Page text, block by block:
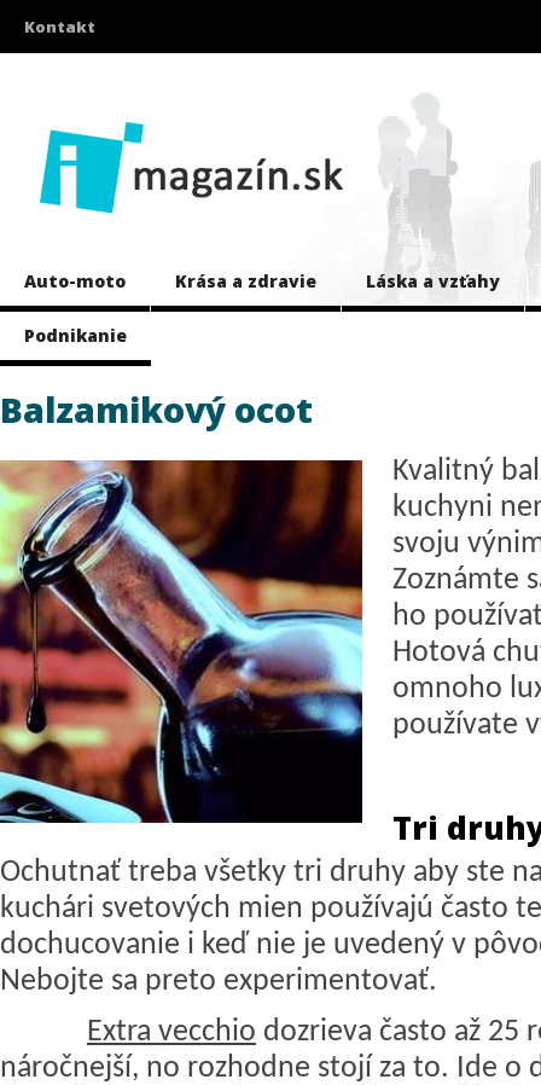
Kontakt
Auto-moto Krása a zdravie Láska a vzťahy
Podnikanie
Balzamikový ocot
Kvalitný
kuchyni
svoju
Zoznámte
ho
Hotová
omnoho
používate
Tri
Ochutnať treba všetky tri druhy aby ste
kuchári svetových mien používajú často
dochucovanie i keď nie je uvedený v
Nebojte sa preto experimentovať.
Extra vecchio dozrieva často až 25
náročnejší, no rozhodne stojí za to. Ide o